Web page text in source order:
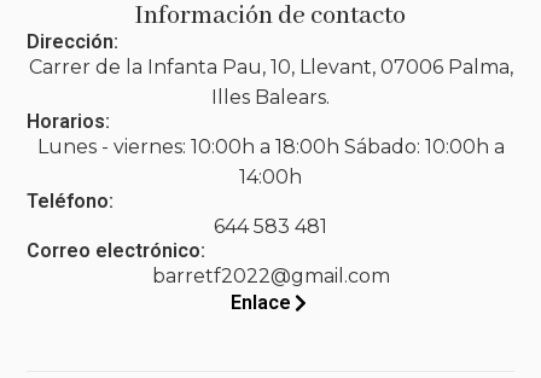
Información de contacto
Dirección:
Carrer de la Infanta Pau, 10, Llevant, 07006 Palma,
Illes Balears.
Horarios:
Lunes - viernes: 10:00h a 18:00h Sábado: 10:00h a
14:00h
Teléfono:
644 583 481
Correo electrónico:
barretf2022@gmail.com
Enlace